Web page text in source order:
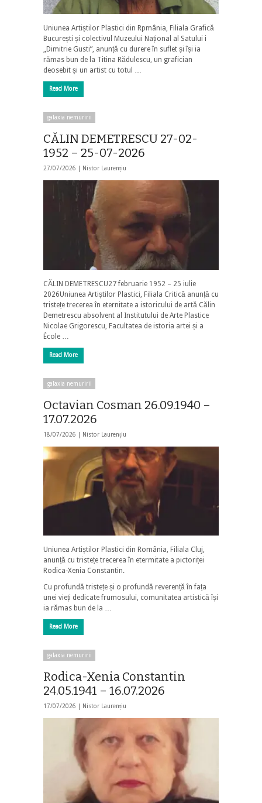
Uniunea Artiștilor Plastici din Rpmânia, Filiala Grafică
București și colectivul Muzeului Național al Satului i
„Dimitrie Gusti”, anunță cu durere în suflet și își ia
rămas bun de la Titina Rădulescu, un grafician
deosebit și un artist cu totul …
Read More
galaxia nemuririi
CĂLIN DEMETRESCU 27-02-
1952 – 25-07-2026
27/07/2026 | Nistor Laurențiu
CĂLIN DEMETRESCU27 februarie 1952 – 25 iulie
2026Uniunea Artiștilor Plastici, Filiala Critică anunță cu
tristețe trecerea în eternitate a istoricului de artă Călin
Demetrescu absolvent al Institutului de Arte Plastice
Nicolae Grigorescu, Facultatea de istoria artei și a
École …
Read More
galaxia nemuririi
Octavian Cosman 26.09.1940 –
17.07.2026
18/07/2026 | Nistor Laurențiu
Uniunea Artiștilor Plastici din România, Filiala Cluj,
anunță cu tristețe trecerea în etermitate a pictoriței
Rodica-Xenia Constantin.
Cu profundă tristețe și o profundă reverență în fața
unei vieți dedicate frumosului, comunitatea artistică își
ia rămas bun de la …
Read More
galaxia nemuririi
Rodica-Xenia Constantin
24.05.1941 – 16.07.2026
17/07/2026 | Nistor Laurențiu